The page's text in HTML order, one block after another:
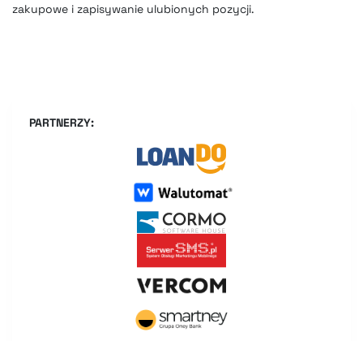
zakupowe i zapisywanie ulubionych pozycji.
PARTNERZY: